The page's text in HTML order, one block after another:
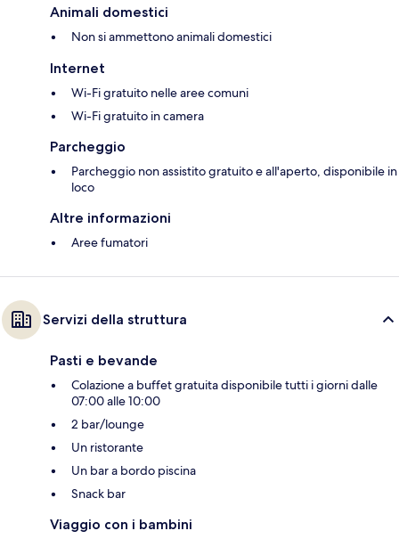
Animali domestici
Non si ammettono animali domestici
Internet
Wi-Fi gratuito nelle aree comuni
Wi-Fi gratuito in camera
Parcheggio
Parcheggio non assistito gratuito e all'aperto, disponibile in
loco
Altre informazioni
Aree fumatori
Servizi della struttura
Pasti e bevande
Colazione a buffet gratuita disponibile tutti i giorni dalle
07:00 alle 10:00
2 bar/lounge
Un ristorante
Un bar a bordo piscina
Snack bar
Viaggio con i bambini